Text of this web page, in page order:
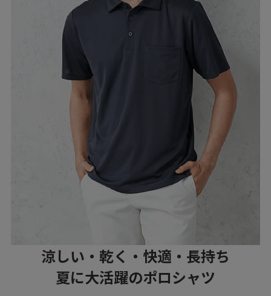
涼しい・乾く・快適・長持ち
夏に大活躍のポロシャツ